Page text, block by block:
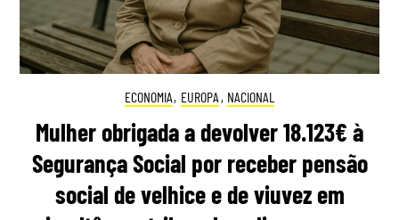
ECONOMIA, EUROPA , NACIONAL
Mulher obrigada a devolver 18.123€ à
Segurança Social por receber pensão
social de velhice e de viuvez em